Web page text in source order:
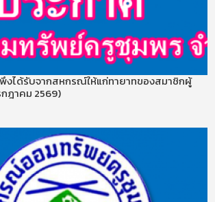
งได้รับจากสหกรณ์ให้แก่ทายาทของสมาชิกผู้
ฎาคม 2569)